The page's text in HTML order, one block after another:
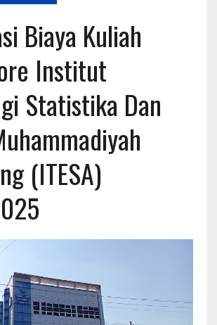
Biaya Kuliah
Institut
Statistika Dan
(ITESA)